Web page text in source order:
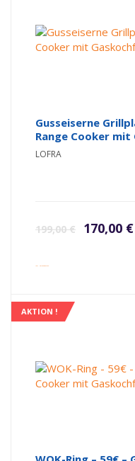
Gusseiserne
Range Cooker mit
LOFRA
199,00€ 170,00 €
inkl. Versandkosten
AKTION !